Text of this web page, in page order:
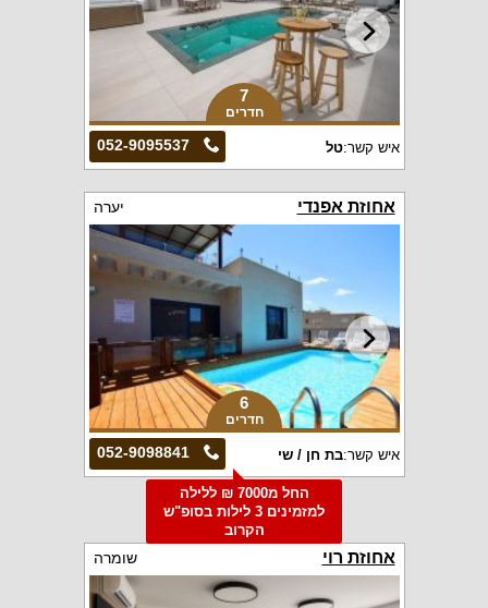
7
חדרים
052-9095537 איש קשר:טל
אחוזת אפנדי יערה
6
חדרים
052-9098841 איש קשר:בת חן / שי
החל מ7000 ₪ ללילה
למזמינים 3 לילות בסופ"ש
הקרוב
אחוזת רוי שומרה